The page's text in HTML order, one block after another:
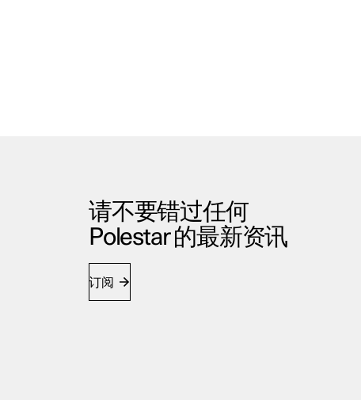
请不要错过任何
Polestar 的最新资讯
订阅